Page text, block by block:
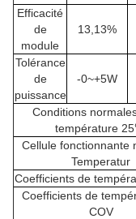
Efficacité
de
module
13,13%
Tolérance
de
puissance
-0~+5W
Conditions
température
Cellule fonctionnante
Temperatur
Coefficients de
Coefficients de
COV